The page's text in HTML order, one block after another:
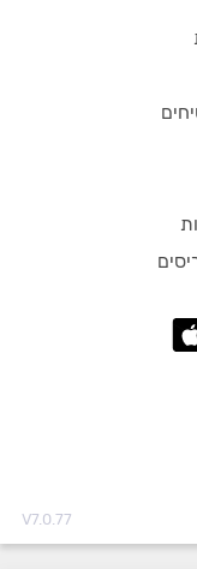
V7.0.77